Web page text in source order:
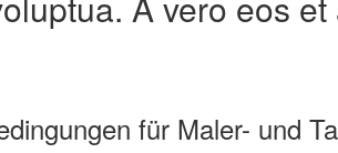
für Maler- und